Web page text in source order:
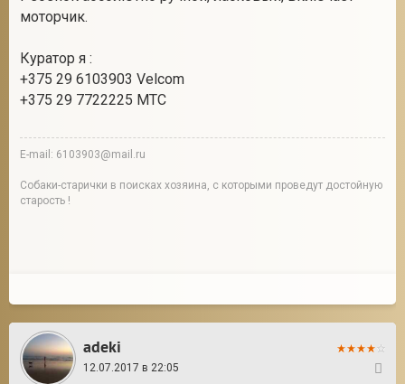
моторчик.
Куратор я :
+375 29 6103903 Velcom
+375 29 7722225 МТС
E-mail: 6103903@mail.ru
Собаки-старички в поисках хозяина, с которыми проведут достойную
старость !
adeki
12.07.2017 в 22:05